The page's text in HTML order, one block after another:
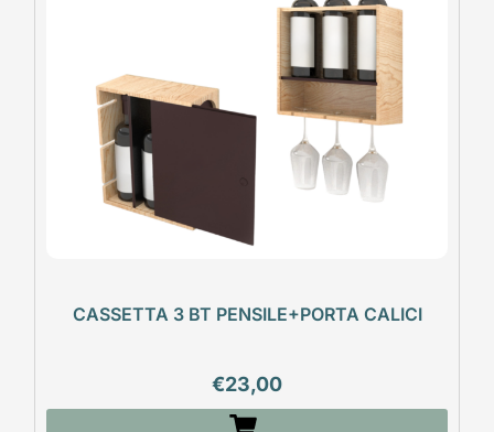
CASSETTA 3 BT PENSILE+PORTA CALICI
€23,00